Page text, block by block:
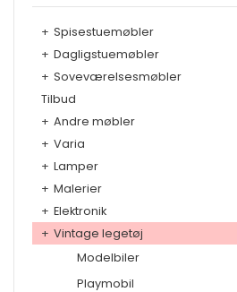
+ Spisestuemøbler
+ Dagligstuemøbler
+ Soveværelsesmøbler
Tilbud
+ Andre møbler
+ Varia
+ Lamper
+ Malerier
+ Elektronik
+ Vintage legetøj
Modelbiler
Playmobil